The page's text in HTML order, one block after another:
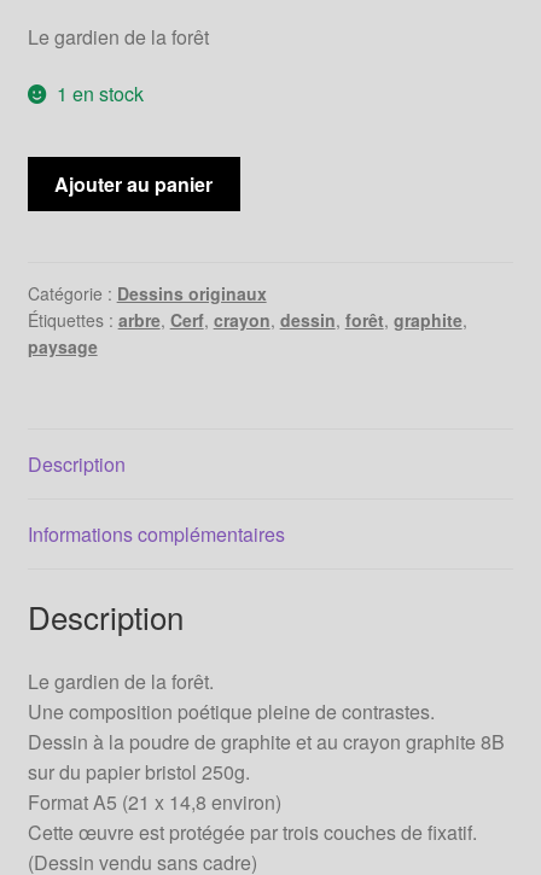
Le gardien de la forêt
1 en stock
quantité
Ajouter au panier
Catégorie : Dessins originaux
Étiquettes : arbre, Cerf, crayon, dessin, forêt, graphite,
paysage
Description
Informations complémentaires
Description
Le gardien de la forêt.
Une composition poétique pleine de contrastes.
Dessin à la poudre de graphite et au crayon graphite 8B
sur du papier bristol 250g.
Format A5 (21 x 14,8 environ)
Cette œuvre est protégée par trois couches de fixatif.
(Dessin vendu sans cadre)